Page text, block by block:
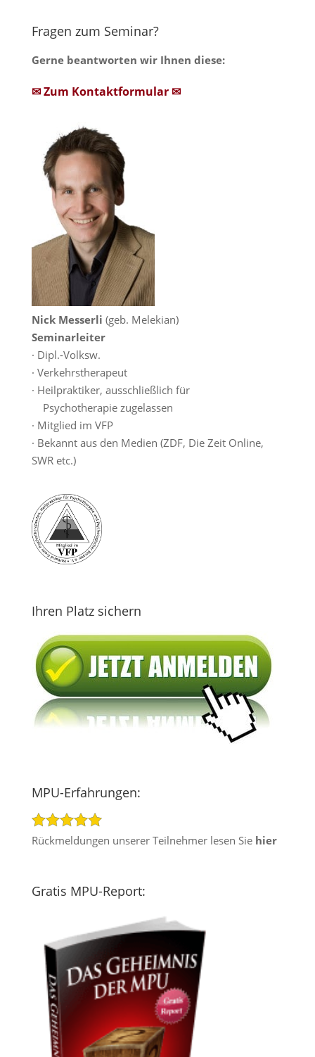
Fragen zum Seminar?
Gerne beantworten wir Ihnen diese:
✉ Zum Kontaktformular ✉
Nick Messerli (geb. Melekian)
Seminarleiter
· Dipl.-Volksw.
· Verkehrstherapeut
· Heilpraktiker, ausschließlich für
Psychotherapie zugelassen
· Mitglied im VFP
· Bekannt aus den Medien (ZDF, Die Zeit Online,
SWR etc.)
Ihren Platz sichern
MPU-Erfahrungen:
Rückmeldungen unserer Teilnehmer lesen Sie hier
Gratis MPU-Report: